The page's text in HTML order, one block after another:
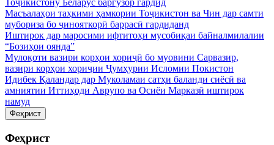
Тоҷикистону Беларус баргузор гардид
Масъалаҳои таҳкими ҳамкории Тоҷикистон ва Чин дар самти
мубориза бо ҷинояткорӣ баррасӣ гардиданд
Иштирок дар маросими ифтитоҳи мусобиқаи байналмилалии
“Бозиҳои оянда”
Мулоқоти вазири корҳои хориҷӣ бо муовини Сарвазир,
вазири корҳои хориҷии Ҷумҳурии Исломии Покистон
Идибек Қаландар дар Муколамаи сатҳи баланди сиёсӣ ва
амниятии Иттиҳоди Аврупо ва Осиёи Марказӣ иштирок
намуд
Феҳрист
Феҳрист